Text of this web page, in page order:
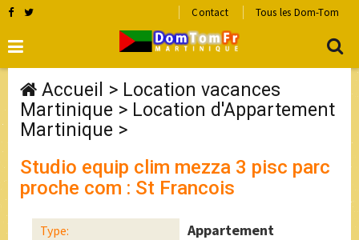
Contact Tous les Dom-Tom
Accueil > Location vacances
Martinique > Location d'Appartement
Martinique >
Studio equip clim mezza 3 pisc parc
proche com : St Francois
Type: Appartement